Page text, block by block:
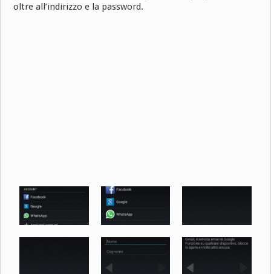
oltre all’indirizzo e la password.